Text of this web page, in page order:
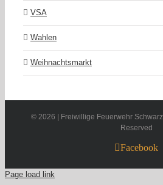
VSA
Wahlen
Weihnachtsmarkt
© 2026 | Freiwillige Feuerwehr
Reserved
Facebook
Page load link